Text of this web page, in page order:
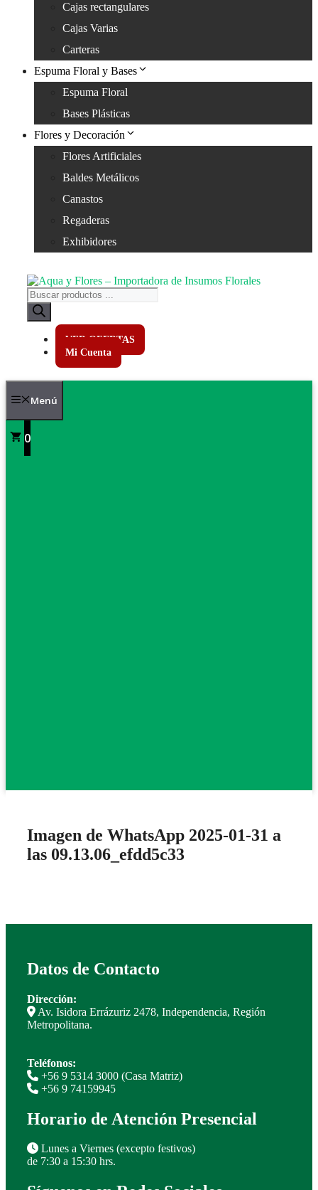
Cajas rectangulares
Cajas Varias
Carteras
Espuma Floral y Bases
Espuma Floral
Bases Plásticas
Flores y Decoración
Flores Artificiales
Baldes Metálicos
Canastos
Regaderas
Exhibidores
Búsqueda
de
productos
VER OFERTAS
Mi Cuenta
Menú
0
Imagen de WhatsApp 2025-01-31 a
las 09.13.06_efdd5c33
Datos de Contacto
Dirección:
Av. Isidora Errázuriz 2478, Independencia, Región
Metropolitana.
Teléfonos:
+56 9 5314 3000 (Casa Matriz)
+56 9 74159945
Horario de Atención Presencial
Lunes a Viernes (excepto festivos)
de 7:30 a 15:30 hrs.